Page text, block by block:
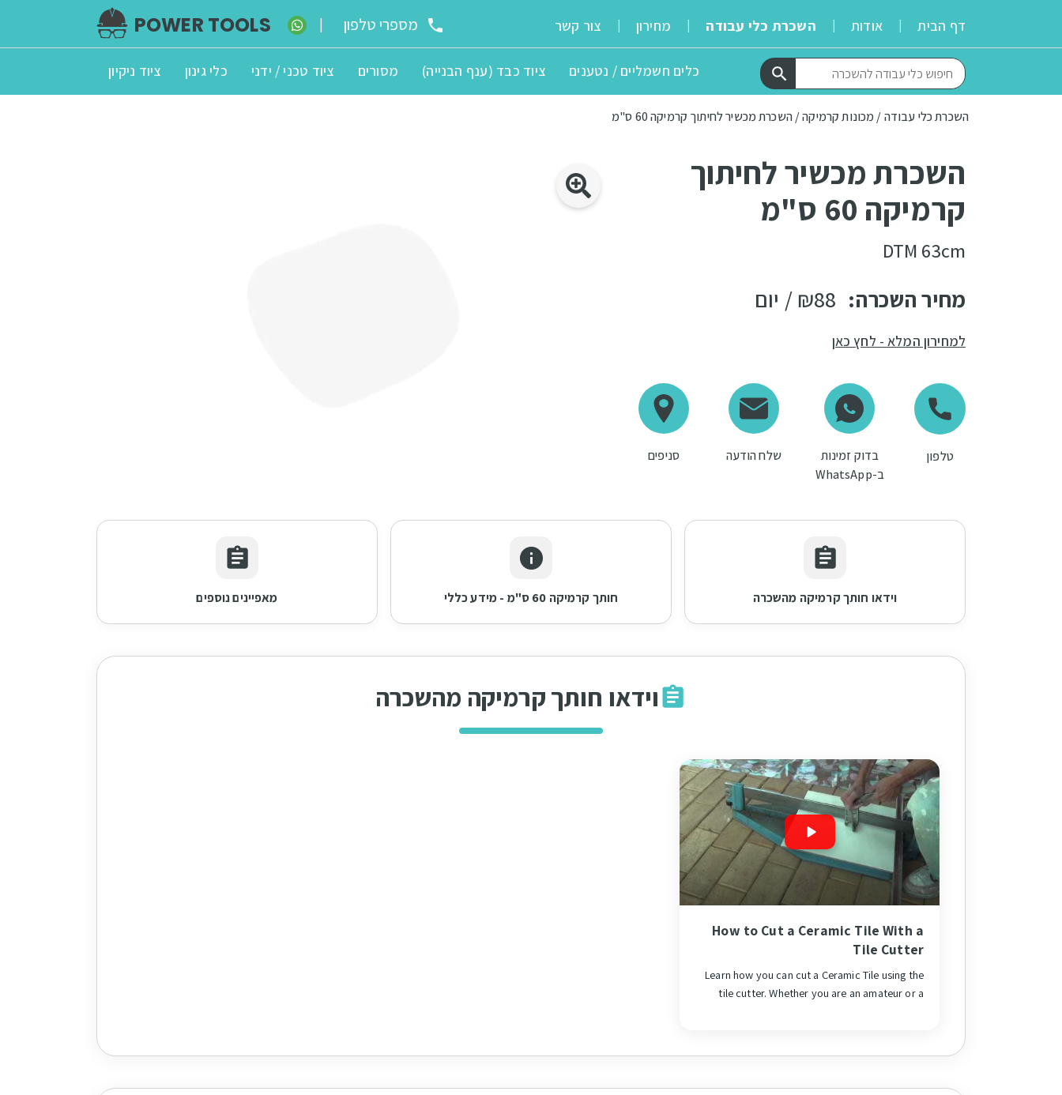
דף הבית | אודות | השכרת כלי עבודה | מחירון | צור קשר POWER TOOLS | מספרי טלפון
כלים חשמליים / נטענים ציוד כבד (ענף הבנייה) מסורים ציוד טכני / ידני כלי גינון ציוד ניקיון
השכרת כלי עבודה / מכונות קרמיקה / השכרת מכשיר לחיתוך קרמיקה 60 ס"מ
השכרת מכשיר לחיתוך
קרמיקה 60 ס"מ
DTM 63cm
מחיר השכרה: ₪88 / יום
למחירון המלא - לחץ כאן
טלפון
בדוק זמינות
ב-WhatsApp
שלח הודעה סניפים
וידאו חותך קרמיקה מהשכרה חותך קרמיקה 60 ס"מ - מידע כללי מאפיינים נוספים
וידאו חותך קרמיקה מהשכרה
How to Cut a Ceramic Tile With a
Tile Cutter
Learn how you can cut a Ceramic Tile using the
tile cutter. Whether you are an amateur or a